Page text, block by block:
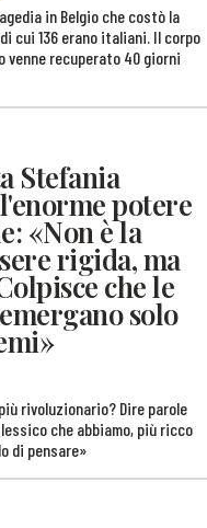
in Belgio che costò la
cui 136 erano italiani. Il corpo
venne recuperato 40 giorni
Stefania
potere
«Non è la
rigida, ma
che le
solo
rivoluzionario? Dire parole
che abbiamo, più ricco
di pensare»